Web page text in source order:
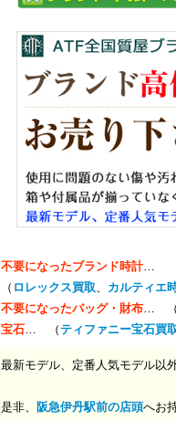
不要になったブランド時計…
（ ロレックス買取、 カルティエ
不要になったバッグ・財布… （
宝石… （ティファニー宝石買
最新モデル、定番人気モデル以
是非、 阪急伊丹駅前の店頭へお